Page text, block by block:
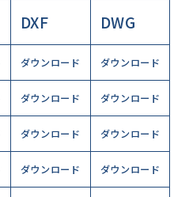
DXF DWG
ダウンロード ダウンロード
ダウンロード ダウンロード
ダウンロード ダウンロード
ダウンロード ダウンロード